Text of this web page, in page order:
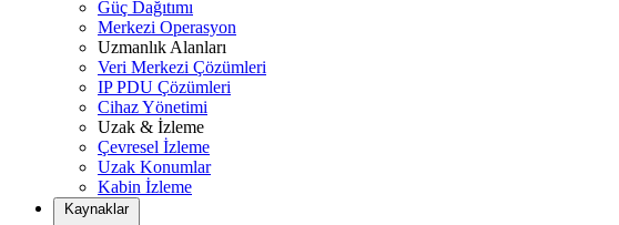
Güç Dağıtımı
Merkezi Operasyon
Uzmanlık Alanları
Veri Merkezi Çözümleri
IP PDU Çözümleri
Cihaz Yönetimi
Uzak & İzleme
Çevresel İzleme
Uzak Konumlar
Kabin İzleme
Kaynaklar